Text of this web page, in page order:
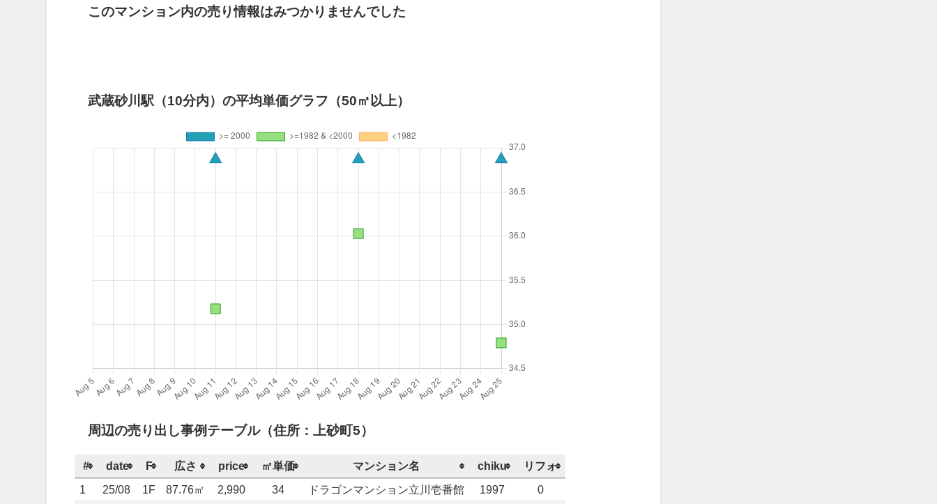
このマンション内の売り情報はみつかりませんでした
武蔵砂川駅（10分内）の平均単価グラフ（50㎡以上）
周辺の売り出し事例テーブル（住所：上砂町5）
# date F 広さ price ㎡単価 マンション名 chiku リフォ
1 25/08 1F 87.76㎡ 2,990 34 ドラゴンマンション立川壱番館 1997
0